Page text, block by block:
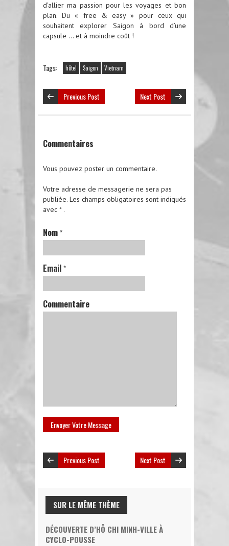
d’allier ma passion pour les voyages et bon
plan. Du « free & easy » pour ceux qui
souhaitent explorer Saigon à bord d’une
capsule … et à moindre coût !
Tags: hôtel Saigon Vietnam
Previous Post Next Post
Commentaires
Vous pouvez poster un commentaire.
Votre adresse de messagerie ne sera pas
publiée. Les champs obligatoires sont indiqués
avec * .
Nom *
Email *
Commentaire
Previous Post Next Post
SUR LE MÊME THÈME
DÉCOUVERTE D’HÔ CHI MINH-VILLE À
CYCLO-POUSSE